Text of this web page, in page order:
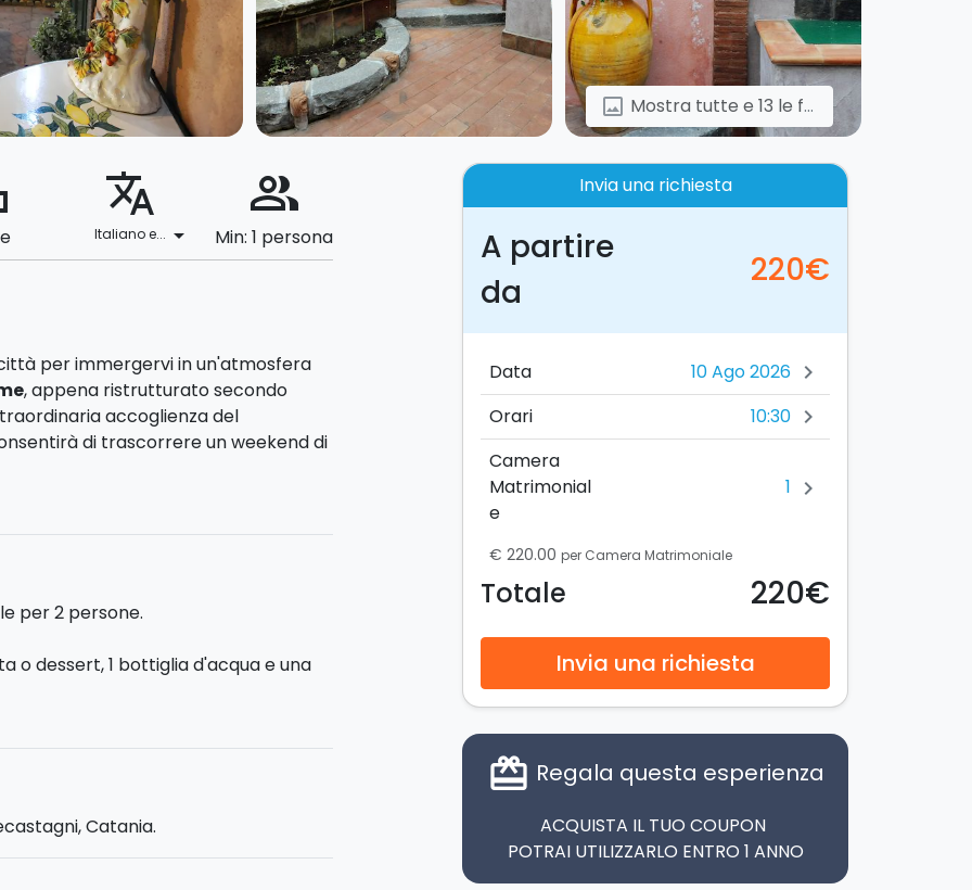
image Mostra tutte e 13 le foto
translate
Italiano e... arrow_drop_down
people_alt
Min: 1 persona
per immergervi in un'atmosfera
, appena ristrutturato secondo
accoglienza del
di trascorrere un weekend di
di fronte al B&B. La mattina al
.
divasca idromassaggio,
sul litorale Catanese, dove potrete
2 camere nell'intera struttura,
bagno en suite.
ingredienti fondamentali: l'
con grande attenzione.
per 2 persone.
o dessert, 1 bottiglia d'acqua e una
Catania.
Invia una richiesta
A partire
da
220€
Data chevron_right
Orari 10:30 chevron_right
Camera
Matrimonial
e
1 chevron_right
€ 220.00 per Camera Matrimoniale
Totale 220€
Invia una richiesta
card_giftcard Regala questa esperienza
ACQUISTA IL TUO COUPON
POTRAI UTILIZZARLO ENTRO 1 ANNO